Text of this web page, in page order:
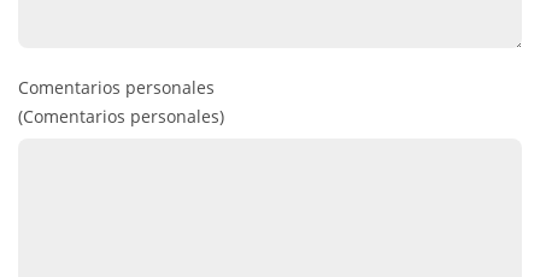
Comentarios personales
(Comentarios personales)